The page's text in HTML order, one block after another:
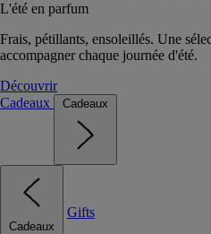
L'été en parfum
Frais, pétillants, ensoleillés. Une
accompagner chaque journée d'été.
Découvrir
Cadeaux
Cadeaux
Cadeaux
Gifts